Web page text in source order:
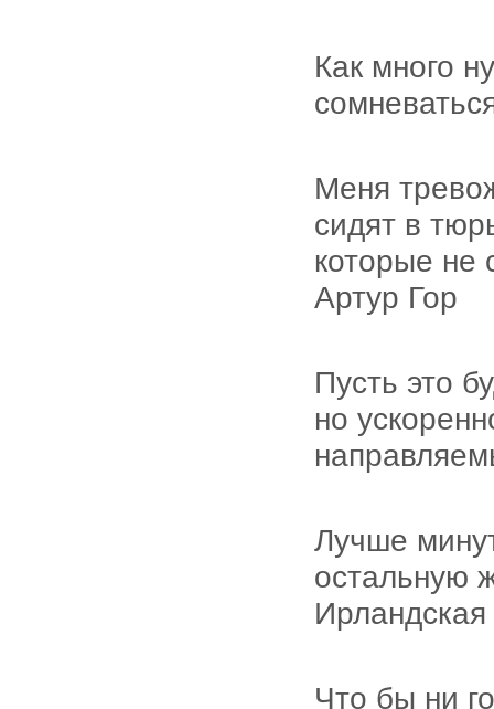
Как много
Меня
сидят в
которые не
Артур Гор
Пусть это
но
Лучше
остальную
Что бы ни